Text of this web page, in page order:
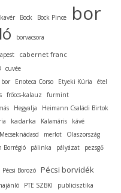
Bock Bock Pince bor
borvacsora
cabernet franc
cuvée
bor Enoteca Corso Etyeki Kúria
étel
fröccs-kalauz furmint
Hegyalja
Heimann Családi Birtok
kadarka Kalamáris
kávé
Mecseknádasd merlot Olaszország
Borrégió pálinka pályázat pezsgő
Pécsi Borozó Pécsi borvidék
PTE SZBKI
publicisztika